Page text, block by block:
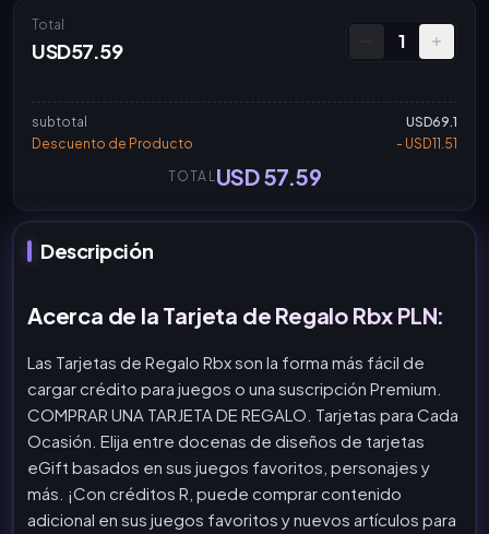
Total
USD57.59 1
subtotal
USD69.1
Descuento de Producto
- USD11.51
TOTAL USD 57.59
Descripción
Acerca de la Tarjeta de Regalo Rbx PLN:
Las Tarjetas de Regalo Rbx son la forma más fácil de
cargar crédito para juegos o una suscripción Premium.
COMPRAR UNA TARJETA DE REGALO. Tarjetas para Cada
Ocasión. Elija entre docenas de diseños de tarjetas
eGift basados en sus juegos favoritos, personajes y
más. ¡Con créditos R, puede comprar contenido
adicional en sus juegos favoritos y nuevos artículos para